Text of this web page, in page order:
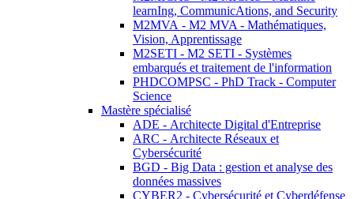
learnIng, CommunicAtions, and Security
M2MVA - M2 MVA - Mathématiques,
Vision, Apprentissage
M2SETI - M2 SETI - Systèmes
embarqués et traitement de l'information
PHDCOMPSC - PhD Track - Computer
Science
Mastère spécialisé
ADE - Architecte Digital d'Entreprise
ARC - Architecte Réseaux et
Cybersécurité
BGD - Big Data : gestion et analyse des
données massives
CYBER2 - Cybersécurité et Cyberdéfense